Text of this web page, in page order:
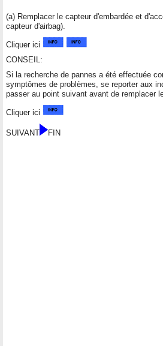
(a) Remplacer le capteur d'embardée et
capteur d'airbag).
Cliquer ici
CONSEIL:
Si la recherche de pannes a été effectuée
symptômes de problèmes, se reporter aux
passer au point suivant avant de remplacer
Cliquer ici
SUIVANT FIN